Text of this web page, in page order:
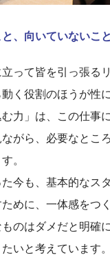
、向いていないこ
って皆を引っ張る
く役割のほうが性
力」は、この仕事
がら、必要なとこ
。
今も、基本的なス
めに、一体感をつ
のはダメだと明確
いと考えています。